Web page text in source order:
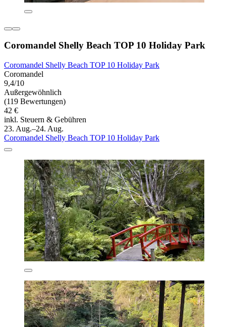
Coromandel Shelly Beach TOP 10 Holiday Park
Coromandel Shelly Beach TOP 10 Holiday Park
Coromandel
9,4/10
Außergewöhnlich
(119 Bewertungen)
42 €
inkl. Steuern & Gebühren
23. Aug.–24. Aug.
Coromandel Shelly Beach TOP 10 Holiday Park